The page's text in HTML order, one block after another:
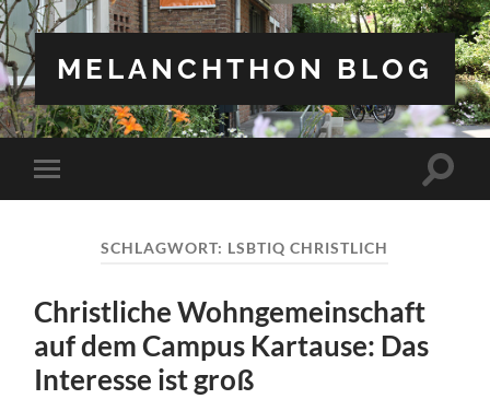
MELANCHTHON BLOG
Mobile-
Menü
SCHLAGWORT: LSBTIQ CHRISTLICH
Christliche Wohngemeinschaft
auf dem Campus Kartause: Das
Interesse ist groß